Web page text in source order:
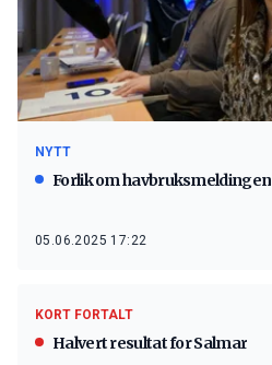
NYTT
Forlik om havbruksmeldingen
05.06.2025 17:22
KORT FORTALT
Halvert resultat for Salmar